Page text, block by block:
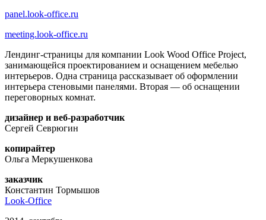
panel.look-office.ru
meeting.look-office.ru
Лендинг-страницы для компании Look Wood Office Project,
занимающейся проектированием и оснащением мебелью
интерьеров. Одна страница рассказывает об оформлении
интерьера стеновыми панелями. Вторая — об оснащении
переговорных комнат.
дизайнер и веб-разработчик
Сергей Севрюгин
копирайтер
Ольга Меркушенкова
заказчик
Константин Тормышов
Look-Office